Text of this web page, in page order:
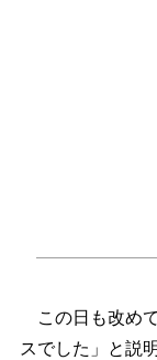
この日も改め
スでした」と説